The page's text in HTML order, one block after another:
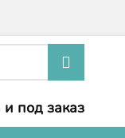
под заказ